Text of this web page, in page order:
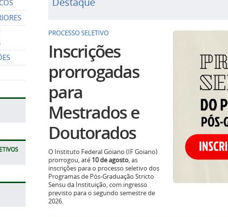
Inscrições
prorrogadas
para
Mestrados e
Doutorados
O Instituto Federal Goiano (IF Goiano)
inscrições para o processo seletivo dos
Programas de Pós-Graduação Stricto
Sensu da Instituição, com ingresso
previsto para o segundo semestre de
2026.